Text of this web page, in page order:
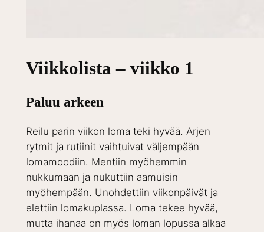
Viikkolista – viikko 1
Paluu arkeen
Reilu parin viikon loma teki hyvää. Arjen
rytmit ja rutiinit vaihtuivat väljempään
lomamoodiin. Mentiin myöhemmin
nukkumaan ja nukuttiin aamuisin
myöhempään. Unohdettiin viikonpäivät ja
elettiin lomakuplassa. Loma tekee hyvää,
mutta ihanaa on myös loman lopussa alkaa